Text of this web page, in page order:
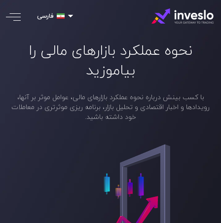
فارسی
نحوه عملکرد بازارهای مالی را
بیاموزید
با کسب بینش درباره نحوه عملکرد بازارهای مالی، عوامل موثر بر آنها،
رویدادها و اخبار اقتصادی و تحلیل بازار، برنامه ریزی موثرتری در معاملات
خود داشته باشید.